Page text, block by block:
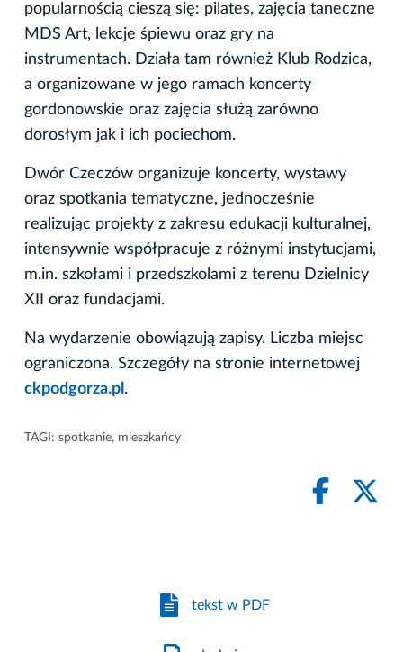
popularnością cieszą się: pilates, zajęcia taneczne
MDS Art, lekcje śpiewu oraz gry na
instrumentach. Działa tam również Klub Rodzica,
a organizowane w jego ramach koncerty
gordonowskie oraz zajęcia służą zarówno
dorosłym jak i ich pociechom.
Dwór Czeczów organizuje koncerty, wystawy
oraz spotkania tematyczne, jednocześnie
realizując projekty z zakresu edukacji kulturalnej,
intensywnie współpracuje z różnymi instytucjami,
m.in. szkołami i przedszkolami z terenu Dzielnicy
XII oraz fundacjami.
Na wydarzenie obowiązują zapisy. Liczba miejsc
ograniczona. Szczegóły na stronie internetowej
ckpodgorza.pl .
TAGI: spotkanie, mieszkańcy
tekst w PDF